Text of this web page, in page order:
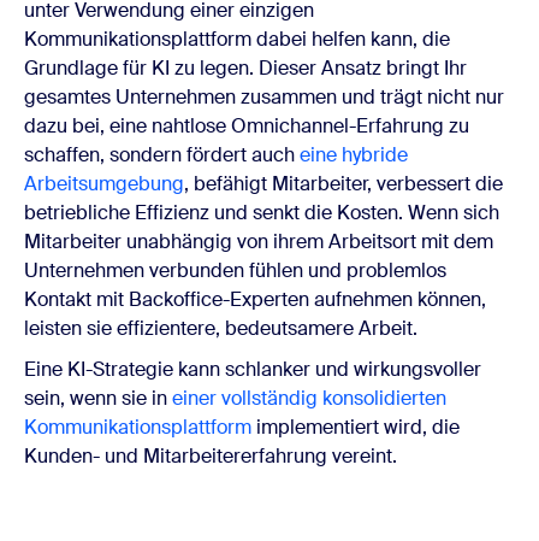
unter Verwendung einer einzigen
Kommunikationsplattform dabei helfen kann, die
Grundlage für KI zu legen. Dieser Ansatz bringt Ihr
gesamtes Unternehmen zusammen und trägt nicht nur
dazu bei, eine nahtlose Omnichannel-Erfahrung zu
schaffen, sondern fördert aucheine hybride
Arbeitsumgebung, befähigt Mitarbeiter, verbessert die
betriebliche Effizienz und senkt die Kosten. Wenn sich
Mitarbeiter unabhängig von ihrem Arbeitsort mit dem
Unternehmen verbunden fühlen und problemlos
Kontakt mit Backoffice-Experten aufnehmen können,
leisten sie effizientere, bedeutsamere Arbeit.
Eine KI-Strategie kann schlanker und wirkungsvoller
sein, wenn sie ineiner vollständig konsolidierten
Kommunikationsplattform implementiert wird, die
Kunden- und Mitarbeitererfahrung vereint.